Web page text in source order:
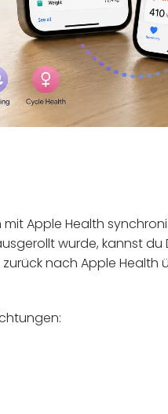
Apple Health
wurde, kannst du
nach Apple Health